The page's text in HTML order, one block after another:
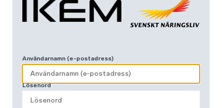
Användarnamn (e-postadress)
Lösenord